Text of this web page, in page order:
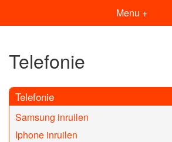
Menu +
Telefonie
Telefonie
Samsung inruilen
Iphone inruilen